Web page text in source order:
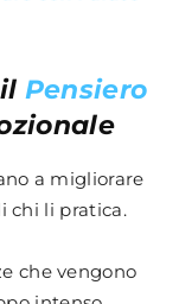
Pensiero
a migliorare
chi li pratica.
che vengono